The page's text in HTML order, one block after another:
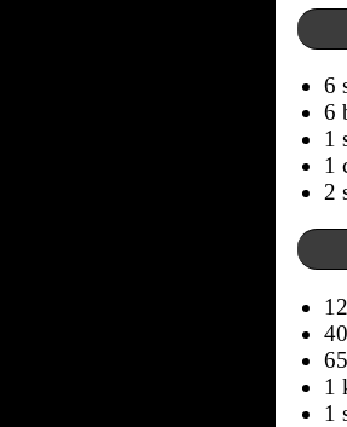
6
6
1
1
2
1
1